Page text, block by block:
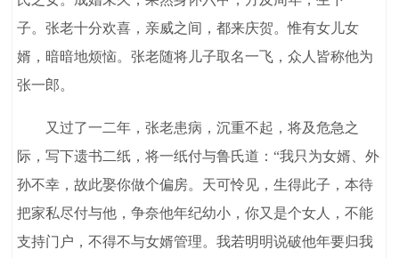
子。张老十分欢喜，亲威之间，都来庆贺。惟有女儿女
婿，暗暗地烦恼。张老随将儿子取名一飞，众人皆称他为
张一郎。
又过了一二年，张老患病，沉重不起，将及危急之
际，写下遗书二纸，将一纸付与鲁氏道：“我只为女婿、外
孙不幸，故此娶你做个偏房。天可怜见，生得此子，本待
把家私尽付与他，争奈他年纪幼小，你又是个女人，不能
支持门户，不得不与女婿管理。我若明明说破他年要归我